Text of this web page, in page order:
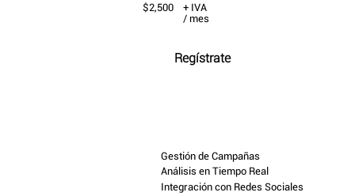
$2,500
+ IVA
/ mes
Regístrate
Gestión de Campañas
Análisis en Tiempo Real
Integración con Redes Sociales